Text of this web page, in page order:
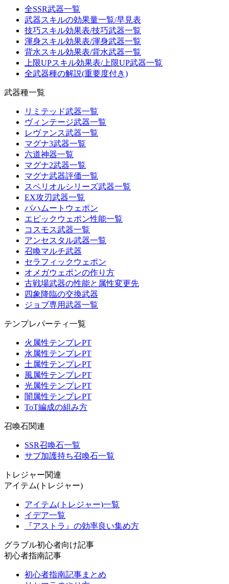
全SSR武器一覧
武器スキルの効果量一覧/早見表
技巧スキル効果表/技巧武器一覧
渾身スキル効果表/渾身武器一覧
背水スキル効果表/背水武器一覧
上限UPスキル効果表/上限UP武器一覧
全武器種の解説(重要度付き)
武器種一覧
リミテッド武器一覧
ヴィンテージ武器一覧
レヴァンス武器一覧
マグナ3武器一覧
六道神器一覧
マグナ2武器一覧
マグナ武器評価一覧
スペリオルシリーズ武器一覧
EX攻刃武器一覧
バハムートウェポン
エピックウェポン性能一覧
コスモス武器一覧
アンセスタル武器一覧
召喚マルチ武器
セラフィックウェポン
オメガウェポンの作り方
古戦場武器の性能と属性変更先
四象降臨の交換武器
ジョブ専用武器一覧
テンプレパーティ一覧
火属性テンプレPT
水属性テンプレPT
土属性テンプレPT
風属性テンプレPT
光属性テンプレPT
闇属性テンプレPT
ToT編成の組み方
召喚石関連
SSR召喚石一覧
サブ加護持ち召喚石一覧
トレジャー関連
アイテム(トレジャー)
アイテム(トレジャー)一覧
イデア一覧
『アストラ』の効率良い集め方
グラブル初心者向け記事
初心者指南記事
初心者指南記事まとめ